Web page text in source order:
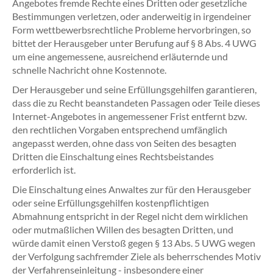
Angebotes fremde Rechte eines Dritten oder gesetzliche
Bestimmungen verletzen, oder anderweitig in irgendeiner
Form wettbewerbsrechtliche Probleme hervorbringen, so
bittet der Herausgeber unter Berufung auf § 8 Abs. 4 UWG
um eine angemessene, ausreichend erläuternde und
schnelle Nachricht ohne Kostennote.
Der Herausgeber und seine Erfüllungsgehilfen garantieren,
dass die zu Recht beanstandeten Passagen oder Teile dieses
Internet-Angebotes in angemessener Frist entfernt bzw.
den rechtlichen Vorgaben entsprechend umfänglich
angepasst werden, ohne dass von Seiten des besagten
Dritten die Einschaltung eines Rechtsbeistandes
erforderlich ist.
Die Einschaltung eines Anwaltes zur für den Herausgeber
oder seine Erfüllungsgehilfen kostenpflichtigen
Abmahnung entspricht in der Regel nicht dem wirklichen
oder mutmaßlichen Willen des besagten Dritten, und
würde damit einen Verstoß gegen § 13 Abs. 5 UWG wegen
der Verfolgung sachfremder Ziele als beherrschendes Motiv
der Verfahrenseinleitung - insbesondere einer